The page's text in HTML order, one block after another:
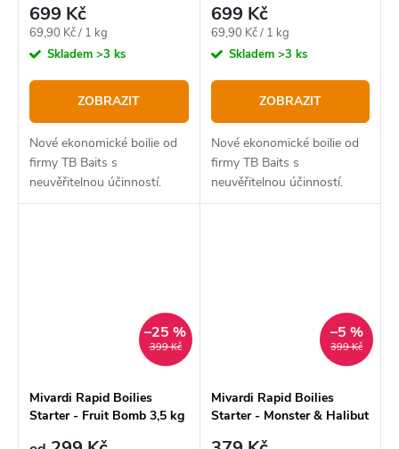
699 Kč
Měrná
cena:
69,90 Kč / 1 kg
Skladem >3 ks
ZOBRAZIT
Nové ekonomické boilie od
firmy TB Baits s
neuvěřitelnou účinností.
699 Kč
Měrná
cena:
69,90 Kč / 1 kg
Skladem >3 ks
ZOBRAZIT
Nové ekonomické boilie od
firmy TB Baits s
neuvěřitelnou účinností.
399 Kč
–25 %
Mivardi Rapid Boilies
Starter - Fruit Bomb 3,5 kg
399 Kč
–5 %
Mivardi Rapid Boilies
Starter - Monster & Halibut